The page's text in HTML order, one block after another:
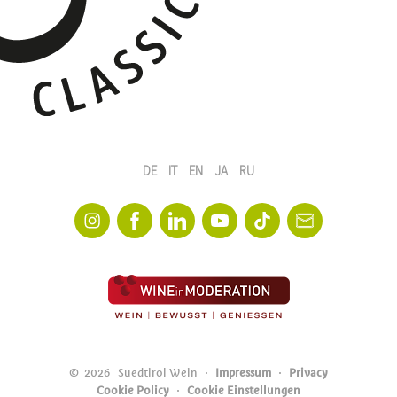
© 2026 Suedtirol Wein Impressum
Privacy
Cookie Policy
Cookie Einstellungen
DE IT EN JA RU